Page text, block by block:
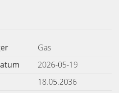
Gas
2026-05-19
18.05.2036